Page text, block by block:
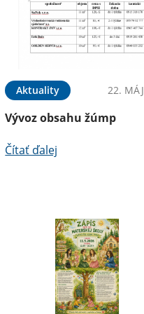
Aktuality 22.
Vývoz obsahu žúmp
Čítať ďalej